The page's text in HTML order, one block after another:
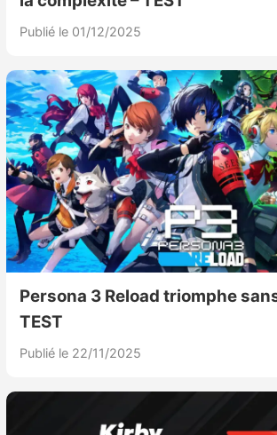
Publié le 01/12/2025
Persona 3 Reload triomphe
TEST
Publié le 22/11/2025